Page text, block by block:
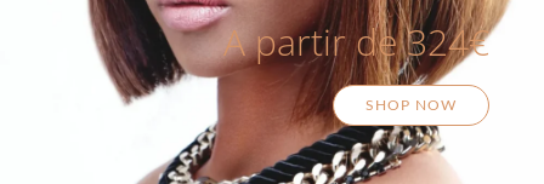
A partir de 324€
SHOP NOW